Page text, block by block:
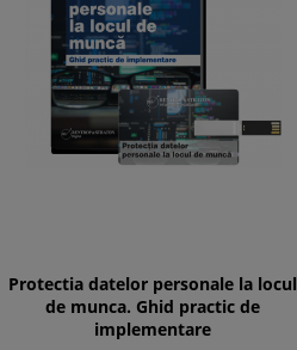
Protectia datelor personale la locul
de munca. Ghid practic de
implementare